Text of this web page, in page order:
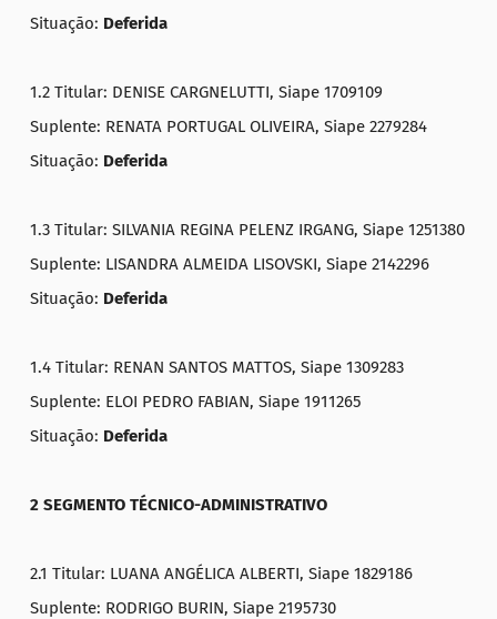
Situação: Deferida
1.2 Titular: DENISE CARGNELUTTI, Siape 1709109
Suplente: RENATA PORTUGAL OLIVEIRA, Siape 2279284
Situação: Deferida
1.3 Titular: SILVANIA REGINA PELENZ IRGANG, Siape 1251380
Suplente: LISANDRA ALMEIDA LISOVSKI, Siape 2142296
Situação: Deferida
1.4 Titular: RENAN SANTOS MATTOS, Siape 1309283
Suplente: ELOI PEDRO FABIAN, Siape 1911265
Situação: Deferida
2 SEGMENTO TÉCNICO-ADMINISTRATIVO
2.1 Titular: LUANA ANGÉLICA ALBERTI, Siape 1829186
Suplente: RODRIGO BURIN, Siape 2195730